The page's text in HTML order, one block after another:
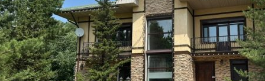
раздачу мороженого детям